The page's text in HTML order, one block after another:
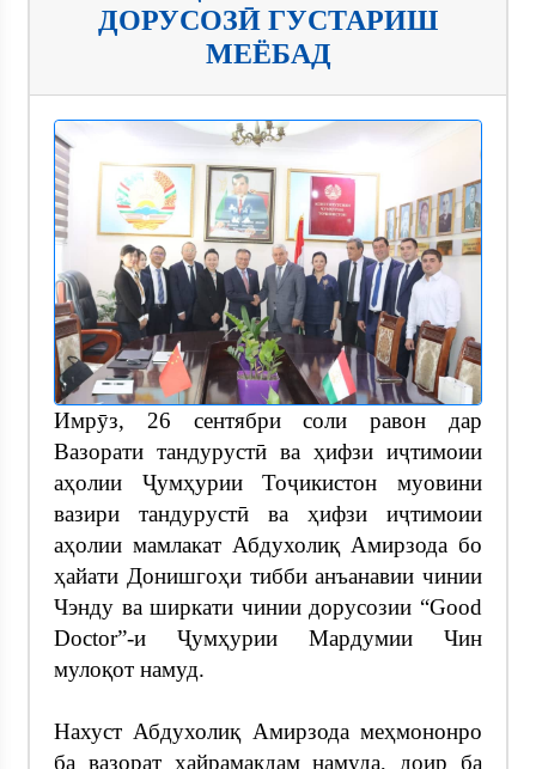
ДОРУСОЗӢ ГУСТАРИШ
МЕЁБАД
Имрӯз, 26 сентябри соли равон дар
Вазорати тандурустӣ ва ҳифзи иҷтимоии
аҳолии Ҷумҳурии Тоҷикистон муовини
вазири тандурустӣ ва ҳифзи иҷтимоии
аҳолии мамлакат Абдухолиқ Амирзода бо
ҳайати Донишгоҳи тибби анъанавии чинии
Чэнду ва ширкати чинии дорусозии “Good
Doctor”-и Ҷумҳурии Мардумии Чин
мулоқот намуд.
Нахуст Абдухолиқ Амирзода меҳмононро
ба вазорат хайрамақдам намуда, доир ба